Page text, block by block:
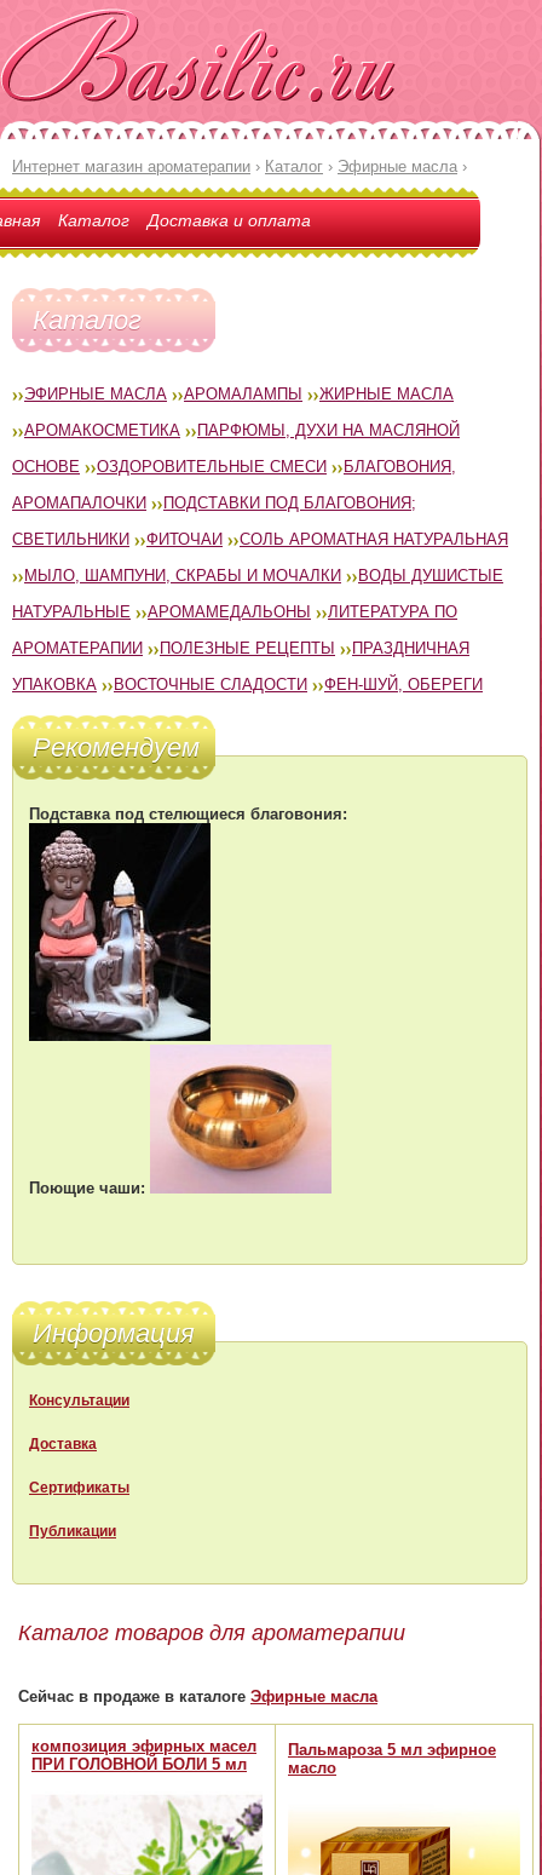
Интернет магазин ароматерапии › Каталог › Эфирные масла ›
Каталог Доставка и оплата
Каталог
ЭФИРНЫЕ МАСЛА АРОМАЛАМПЫ
ЖИРНЫЕ МАСЛА
АРОМАКОСМЕТИКА
ПАРФЮМЫ, ДУХИ НА МАСЛЯНОЙ
ОСНОВЕ
ОЗДОРОВИТЕЛЬНЫЕ СМЕСИ
БЛАГОВОНИЯ,
АРОМАПАЛОЧКИ
ПОДСТАВКИ ПОД БЛАГОВОНИЯ;
СВЕТИЛЬНИКИ
ФИТОЧАИ
СОЛЬ АРОМАТНАЯ НАТУРАЛЬНАЯ
МЫЛО, ШАМПУНИ, СКРАБЫ И МОЧАЛКИ
ВОДЫ ДУШИСТЫЕ
НАТУРАЛЬНЫЕ
АРОМАМЕДАЛЬОНЫ
ЛИТЕРАТУРА ПО
АРОМАТЕРАПИИ
ПОЛЕЗНЫЕ РЕЦЕПТЫ
ПРАЗДНИЧНАЯ
УПАКОВКА
ВОСТОЧНЫЕ СЛАДОСТИ ФЕН-ШУЙ, ОБЕРЕГИ
Рекомендуем
Подставка под стелющиеся благовония:
Поющие чаши:
Информация
Консультации
Доставка
Сертификаты
Публикации
Каталог товаров для ароматерапии
Сейчас в продаже в каталоге Эфирные масла
композиция эфирных масел
ПРИ ГОЛОВНОЙ БОЛИ 5 мл
Пальмароза 5 мл эфирное
масло